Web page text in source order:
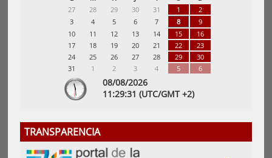
27
28 29 30 31 1
2
3
4 5 6 7 8
9
10
11 12 13 14 15
16
17
18 19 20 21 22
23
24
25 26 27 28 29
30
31
1 2 3 4 5 6
08/08/2026
11:29:32 (UTC/GMT +2)
TRANSPARENCIA